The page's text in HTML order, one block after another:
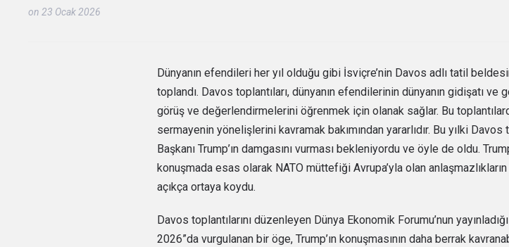
on23 Ocak 2026
Dünyanın efendileri her yıl olduğu gibi İsviçre’nin Davos adlı tatil
toplandı. Davos toplantıları, dünyanın efendilerinin dünyanın gidişatı ve
görüş ve değerlendirmelerini öğrenmek için olanak sağlar. Bu
sermayenin yönelişlerini kavramak bakımından yararlıdır. Bu yılki Davos
Başkanı Trump’ın damgasını vurması bekleniyordu ve öyle de oldu.
konuşmada esas olarak NATO müttefiği Avrupa’yla olan
açıkça ortaya koydu.
Davos toplantılarını düzenleyen Dünya Ekonomik Forumu’nun
2026”da vurgulanan bir öge, Trump’ın konuşmasının daha berrak